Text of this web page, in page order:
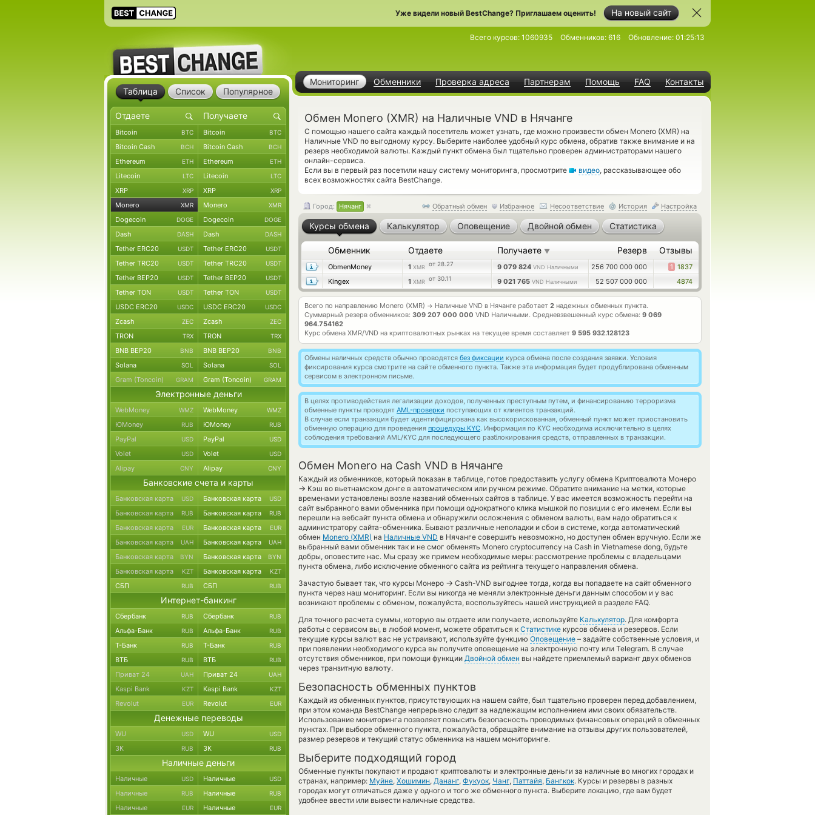
На новый сайт
Уже видели новый BestChange? Приглашаем оценить!
Мониторинг Обменники Проверка адреса Партнерам Помощь FAQ Контакты
Всего курсов: 1060935 Обменников: 616 Обновление: 01:25:13
Обмен Monero (XMR) на Наличные VND в Нячанге
С помощью нашего сайта каждый посетитель может узнать, где можно произвести обмен Monero (XMR) на
Наличные VND по выгодному курсу. Выберите наиболее удобный курс обмена, обратив также внимание и на
резерв необходимой валюты. Каждый пункт обмена был тщательно проверен администраторами нашего
онлайн-сервиса.
Если вы в первый раз посетили нашу систему мониторинга, просмотрите
видео, рассказывающее обо
всех возможностях сайта BestChange.
Обратный обмен Избранное Несоответствие История Настройка
Город: Нячанг
Курсы обмена Калькулятор Оповещение Двойной обмен Статистика
Обменник Отдаете Получаете ▼ Резерв Отзывы
ObmenMoney 1 XMR от 28.27 9 079 824 VND Наличными 256 700 000 000 1 1837
Kingex
1 XMR от 30.11 9 021 765 VND Наличными 52 507 000 000 4874
Всего по направлению Monero (XMR) → Наличные VND в Нячанге работает 2 надежных обменных пункта.
Суммарный резерв обменников: 309 207 000 000 VND Наличными. Средневзвешенный курс обмена: 9 069
964.754162
Курс обмена XMR/VND на криптовалютных рынках на текущее время составляет 9 595 932.128123
Обмены наличных средств обычно проводятся без фиксации курса обмена после создания заявки. Условия
фиксирования курса смотрите на сайте обменного пункта. Также эта информация будет продублирована обменным
сервисом в электронном письме.
В целях противодействия легализации доходов, полученных преступным путем, и финансированию терроризма
обменные пункты проводят AML-проверки поступающих от клиентов транзакций.
В случае если транзакция будет идентифицирована как высокорискованная, обменный пункт может приостановить
обменную операцию для проведения процедуры KYC. Информация по KYC необходима исключительно в целях
соблюдения требований AML/KYC для последующего разблокирования средств, отправленных в транзакции.
Обмен Monero на Cash VND в Нячанге
Каждый из обменников, который показан в таблице, готов предоставить услугу обмена Криптовалюта Монеро
→ Кэш во вьетнамском донге в автоматическом или ручном режиме. Обратите внимание на метки, которые
временами установлены возле названий обменных сайтов в таблице. У вас имеется возможность перейти на
сайт выбранного вами обменника при помощи однократного клика мышкой по позиции с его именем. Если вы
перешли на вебсайт пункта обмена и обнаружили осложнения с обменом валюты, вам надо обратиться к
администратору сайта-обменника. Бывают различные неполадки и сбои в системе, когда автоматический
обмен Monero (XMR) на Наличные VND в Нячанге совершить невозможно, но доступен обмен вручную. Если же
выбранный вами обменник так и не смог обменять Monero cryptocurrency на Cash in Vietnamese dong, будьте
добры, оповестите нас. Мы сразу же примем необходимые меры: рассмотрение проблемы с владельцами
пункта обмена, либо исключение обменного сайта из рейтинга текущего направления обмена.
Зачастую бывает так, что курсы Монеро → Cash-VND выгоднее тогда, когда вы попадаете на сайт обменного
пункта через наш мониторинг. Если вы никогда не меняли электронные деньги данным способом и у вас
возникают проблемы с обменом, пожалуйста, воспользуйтесь нашей инструкцией в разделе FAQ.
Для точного расчета суммы, которую вы отдаете или получаете, используйте Калькулятор. Для комфорта
работы с сервисом вы, в любой момент, можете обратиться к Статистике курсов обмена и резервов. Если
текущие курсы валют вас не устраивают, используйте функцию Оповещение – задайте собственные условия, и
при появлении необходимого курса вы получите оповещение на электронную почту или Telegram. В случае
отсутствия обменников, при помощи функции Двойной обмен вы найдете приемлемый вариант двух обменов
через транзитную валюту.
Безопасность обменных пунктов
Каждый из обменных пунктов, присутствующих на нашем сайте, был тщательно проверен перед добавлением,
при этом команда BestChange непрерывно следит за надлежащим исполнением ими своих обязательств.
Использование мониторинга позволяет повысить безопасность проводимых финансовых операций в обменных
пунктах. При выборе обменного пункта, пожалуйста, обращайте внимание на отзывы других пользователей,
размер резервов и текущий статус обменника на нашем мониторинге.
Выберите подходящий город
Обменные пункты покупают и продают криптовалюты и электронные деньги за наличные во многих городах и
странах, например: Муйне, Хошимин, Дананг, Фукуок, Чанг, Паттайя, Бангкок. Курсы и резервы в разных
городах могут отличаться даже у одного и того же обменного пункта. Выберите локацию, где вам будет
удобнее ввести или вывести наличные средства.
Таблица Список Популярное
Bitcoin BTC Bitcoin BTC
Bitcoin Cash BCH Bitcoin Cash BCH
Ethereum ETH Ethereum ETH
Litecoin LTC Litecoin LTC
XRP XRP XRP XRP
Monero XMR Monero XMR
Dogecoin DOGE Dogecoin DOGE
Dash DASH Dash DASH
Tether ERC20 USDT Tether ERC20 USDT
Tether TRC20 USDT Tether TRC20 USDT
Tether BEP20 USDT Tether BEP20 USDT
Tether TON USDT Tether TON USDT
USDC ERC20 USDC USDC ERC20 USDC
Zcash ZEC Zcash ZEC
TRON TRX TRON TRX
BNB BEP20 BNB BNB BEP20 BNB
Solana SOL Solana SOL
Gram (Toncoin) GRAM Gram (Toncoin) GRAM
Электронные деньги
WebMoney WMZ WebMoney WMZ
ЮMoney RUB ЮMoney RUB
PayPal USD PayPal USD
Volet USD Volet USD
Alipay CNY Alipay CNY
Банковские счета и карты
Банковская карта USD Банковская карта USD
Банковская карта RUB Банковская карта RUB
Банковская карта EUR Банковская карта EUR
Банковская карта UAH Банковская карта UAH
Банковская карта BYN Банковская карта BYN
Банковская карта KZT Банковская карта KZT
СБП RUB СБП RUB
Интернет-банкинг
Сбербанк RUB Сбербанк RUB
Альфа-Банк RUB Альфа-Банк RUB
Т-Банк RUB Т-Банк RUB
ВТБ RUB ВТБ RUB
Приват 24 UAH Приват 24 UAH
Kaspi Bank KZT Kaspi Bank KZT
Revolut EUR Revolut EUR
Денежные переводы
WU USD WU USD
ЗК RUB ЗК RUB
Наличные деньги
Наличные USD Наличные USD
Наличные RUB Наличные RUB
Наличные EUR Наличные EUR